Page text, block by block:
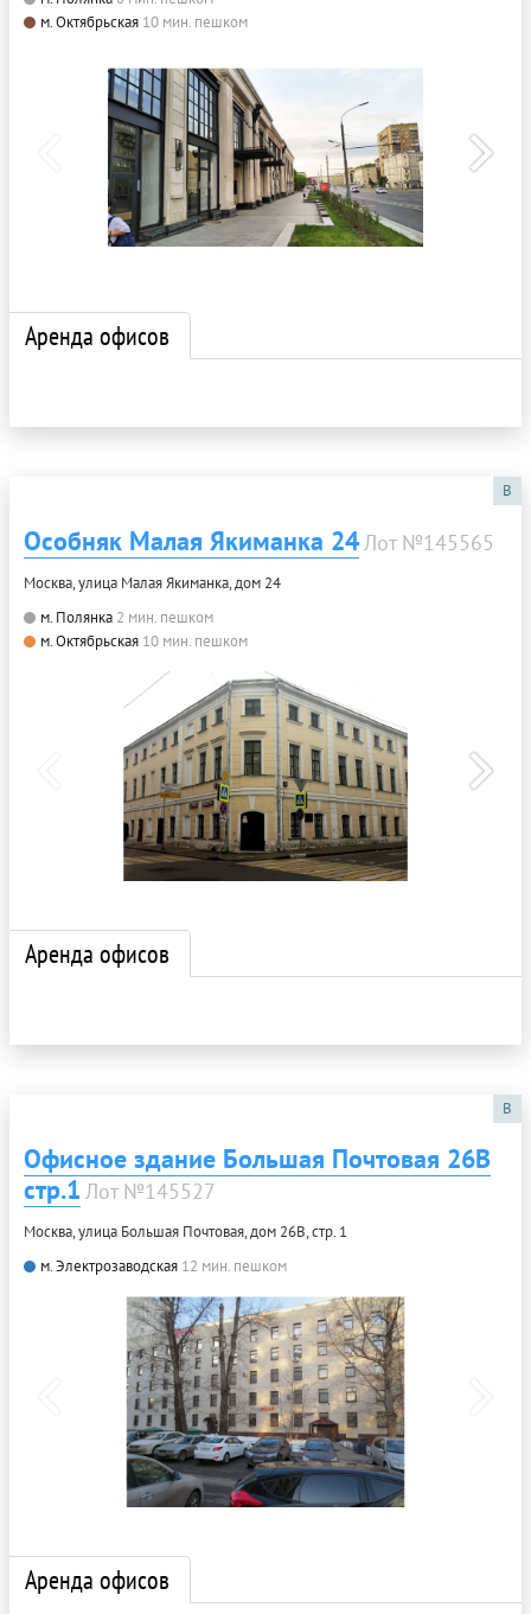
м. Октябрьская 10 мин. пешком
Аренда офисов
B
Особняк Малая Якиманка 24 Лот №145565
Москва, улица Малая Якиманка, дом 24
м. Полянка 2 мин. пешком
м. Октябрьская 10 мин. пешком
Аренда офисов
B
Офисное здание Большая Почтовая 26В
стр.1 Лот №145527
Москва, улица Большая Почтовая, дом 26В, стр. 1
м. Электрозаводская 12 мин. пешком
Аренда офисов